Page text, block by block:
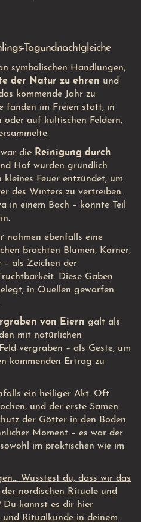
Tagundnachtgleiche
symbolischen Handlungen,
der Natur zu ehren und
kommende Jahr zu
fanden im Freien statt, in
auf kultischen Feldern,
die Reinigung durch
Hof wurden gründlich
Feuer entzündet, um
des Winters zu vertreiben.
in einem Bach – konnte Teil
nahmen ebenfalls eine
brachten Blumen, Körner,
– als Zeichen der
Diese Gaben
in Quellen geworfen
von Eiern galt als
mit natürlichen
vergraben – als Geste, um
kommenden Ertrag zu
ein heiliger Akt. Oft
und der erste Samen
der Götter in den Boden
Moment – es war der
im praktischen wie im
Wusstest du, dass wir das
nordischen Rituale und
Du kannst es dir hier
Ritualkunde in deinem